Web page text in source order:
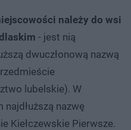
należy do wsi
- jest nią
dwuczłonową nazwą
lubelskie). W
nazwę
Kiełczewskie Pierwsze.